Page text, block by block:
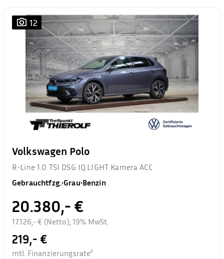
12
Volkswagen Polo
R-Line 1.0 TSI DSG IQ.LIGHT Kamera ACC
Gebrauchtfzg.•Grau•Benzin
20.380,- €
17.126,- € (Netto), 19% MwSt.
219,- €
mtl. Finanzierungsrate²